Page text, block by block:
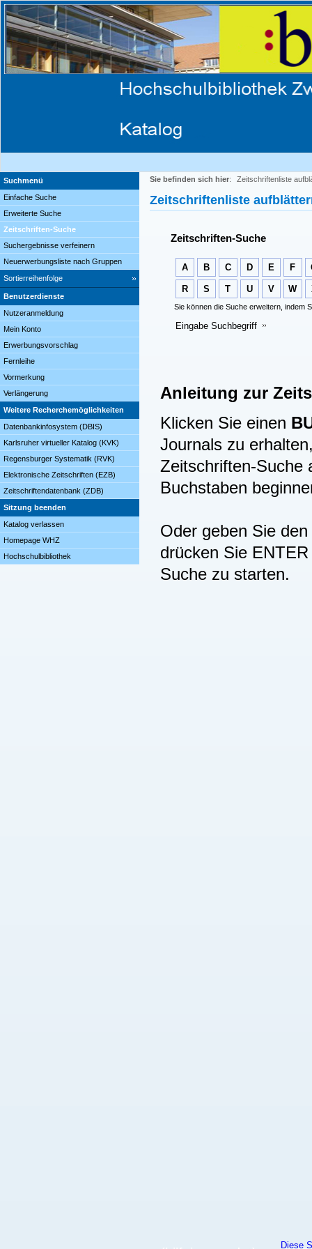
Suchmenü
Einfache Suche
Erweiterte Suche
Zeitschriften-Suche
Suchergebnisse verfeinern
Neuerwerbungsliste nach Gruppen
Sortierreihenfolge
Benutzerdienste
Nutzeranmeldung
Mein Konto
Erwerbungsvorschlag
Fernleihe
Vormerkung
Verlängerung
Weitere Recherchemöglichkeiten
Datenbankinfosystem (DBIS)
Karlsruher virtueller Katalog (KVK)
Regensburger Systematik (RVK)
Elektronische Zeitschriften (EZB)
Zeitschriftendatenbank (ZDB)
Sitzung beenden
Katalog verlassen
Homepage WHZ
Hochschulbibliothek
Sie befinden sich hier: Zeitschriftenliste
Zeitschriftenliste
Zeitschriften-Suche
A B C D E F
R S T U V W
Sie können die Suche erweitern, indem
Eingabe Suchbegriff
Anleitung zur
Klicken Sie einen
Journals zu
Zeitschriften-Suche
Buchstaben
Oder geben Sie
drücken Sie
Suche zu starten.
Diese